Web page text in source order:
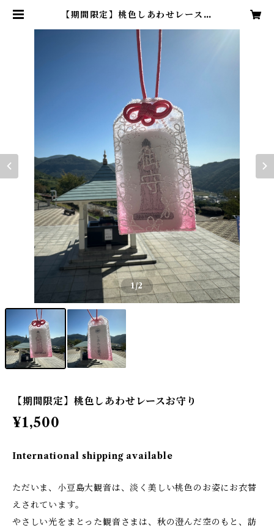
【期間限定】桃色しあわせレースお
1/2
【期間限定】桃色しあわせレースお守り
¥1,500
International shipping available
ただいま、小豆島大観音は、淡く美しい桃色のお姿にお衣替
えされています。
やさしい光をまとった観音さまは、秋の澄んだ空のもと、訪